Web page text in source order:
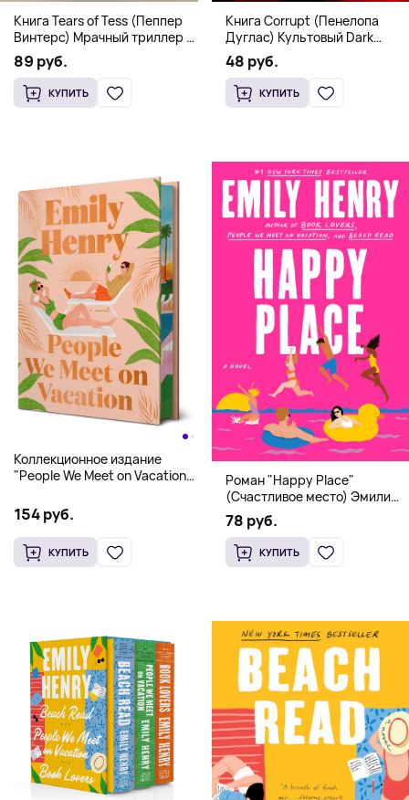
Книга Tears of Tess (Пеппер
Винтерс) Мрачный триллер о
выживании и страсти (18+)
89 руб.
КУПИТЬ
Книга Corrupt (Пенелопа
Дуглас) Культовый Dark
Romance бестселлер (18+)
48 руб.
КУПИТЬ
Коллекционное издание
"People We Meet on Vacation"
Hardcover
154 руб.
КУПИТЬ
Роман "Happy Place"
(Счастливое место) Эмили
Генри | Твердый переплет
78 руб.
КУПИТЬ